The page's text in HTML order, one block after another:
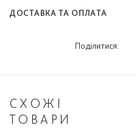
ДОСТАВКА ТА ОПЛАТА
Поділитися:
СХОЖІ
ТОВАРИ